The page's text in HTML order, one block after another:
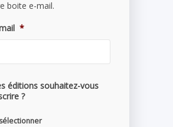
boite e-mail.
*
éditions souhaitez-vous
?